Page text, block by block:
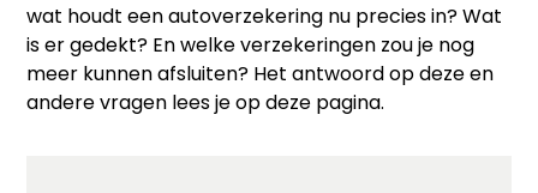
wat houdt een autoverzekering nu precies in? Wat
is er gedekt? En welke verzekeringen zou je nog
meer kunnen afsluiten? Het antwoord op deze en
andere vragen lees je op deze pagina.